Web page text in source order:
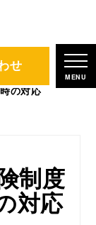
せ
MENU
の対応
制度
対応